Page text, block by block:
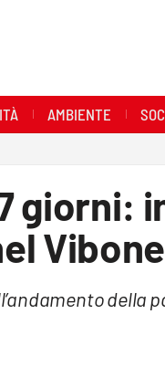
AMBIENTE
giorni:
della